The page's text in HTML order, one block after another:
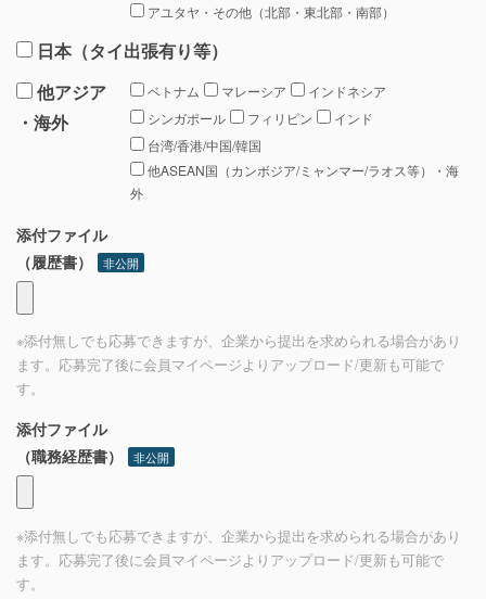
アユタヤ・その他（北部・東北部・南部）
日本（タイ出張有り等）
他アジア
・海外
ベトナム マレーシア
インドネシア
シンガポール
フィリピン
インド
台湾/香港/中国/韓国
他ASEAN国（カンボジア/ミャンマー/ラオス等）・海
外
添付ファイル
（履歴書）
非公開
※添付無しでも応募できますが、企業から提出を求められる場合があり
ます。応募完了後に会員マイページよりアップロード/更新も可能で
す。
添付ファイル
（職務経歴書）
非公開
※添付無しでも応募できますが、企業から提出を求められる場合があり
ます。応募完了後に会員マイページよりアップロード/更新も可能で
す。